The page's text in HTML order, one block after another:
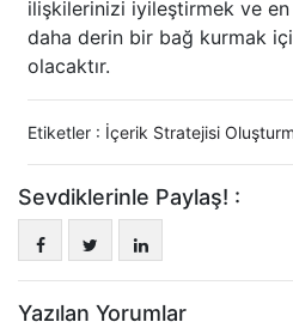
ilişkilerinizi iyileştirmek ve
daha derin bir bağ kurmak
olacaktır.
Etiketler : İçerik Stratejisi
Sevdiklerinle Paylaş! :
Yazılan Yorumlar